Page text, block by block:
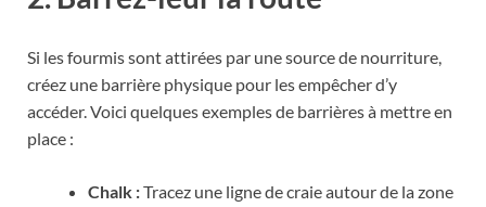
Si les fourmis sont attirées par une source de nourriture,
créez une barrière physique pour les empêcher d’y
accéder. Voici quelques exemples de barrières à mettre en
place :
Chalk :Tracez une ligne de craie autour de la zone